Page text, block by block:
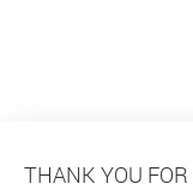
THANK YOU